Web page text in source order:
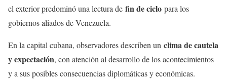
el exterior predominó una lectura de fin de ciclo para los
gobiernos aliados de Venezuela.
En la capital cubana, observadores describen un clima de cautela
y expectación, con atención al desarrollo de los acontecimientos
y a sus posibles consecuencias diplomáticas y económicas.